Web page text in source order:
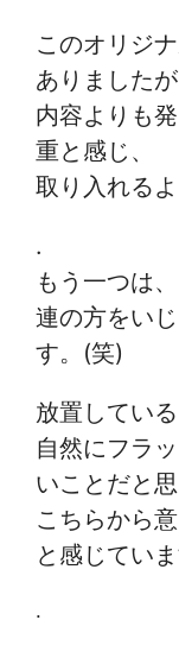
このオリジ
ありましたが
内容よりも
重と感じ、
取り入れる
.
もう一つは
連の方をい
す。(笑)
放置してい
自然にフラ
いことだと
こちらから
と感じていま
.